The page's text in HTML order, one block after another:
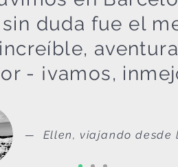
duda fue el
- ¡vamos,
— Ellen, viajando desde